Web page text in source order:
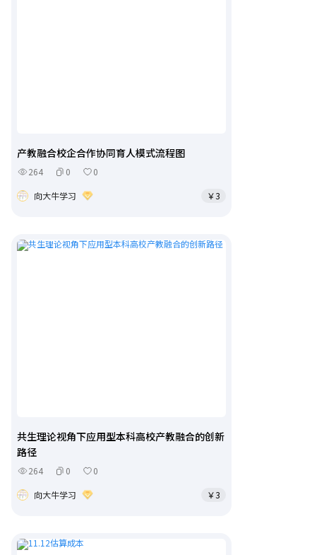
产教融合校企合作协同育人模式流程图
264 0
0
向大牛学习
￥3
共生理论视角下应用型本科高校产教融合的创新
路径
264 0
0
向大牛学习
￥3